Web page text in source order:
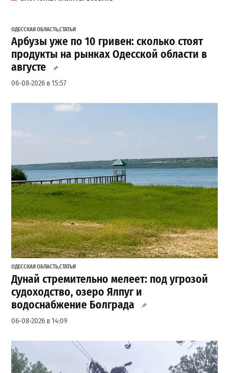
ОДЕССКАЯ ОБЛАСТЬ,СТАТЬИ
Арбузы уже по 10 гривен: сколько стоят
продукты на рынках Одесской области в
августе
06-08-2026 в 15:57
ОДЕССКАЯ ОБЛАСТЬ,СТАТЬИ
Дунай стремительно мелеет: под угрозой
судоходство, озеро Ялпуг и
водоснабжение Болграда
06-08-2026 в 14:09